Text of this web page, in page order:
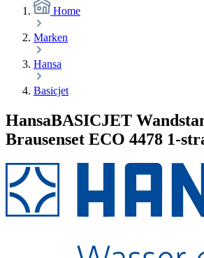
Home
Marken
Hansa
Basicjet
HansaBASICJET
Brausenset ECO 4478 1-